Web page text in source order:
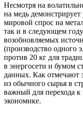
Несмотря на
на медь
мировой спрос на
так и в следующем
возобновляемых
(производство одного
против 20 кг для
в энергосети и бумом
данных. Как отмечают
из обычного сырья в
важный для перехода
экономике.